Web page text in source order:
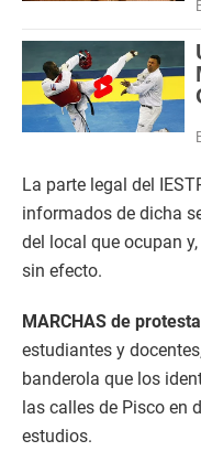
La parte legal del
informados de dicha
del local que ocupan
sin efecto.
MARCHAS de
estudiantes y
banderola que los
las calles de Pisco en
estudios.